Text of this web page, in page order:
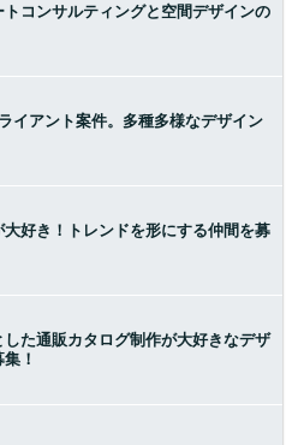
コンサルティングと空間デザインの
イアント案件。多種多様なデザイン
大好き！トレンドを形にする仲間を募
た通販カタログ制作が大好きなデザ
！